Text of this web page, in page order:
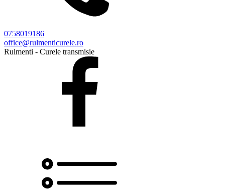
0758019186
office@rulmenticurele.ro
Rulmenti - Curele transmisie